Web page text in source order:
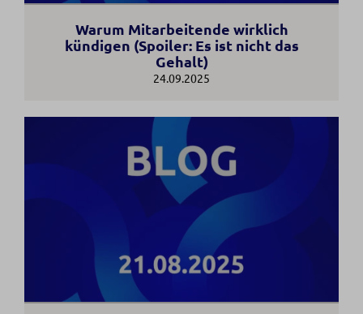
Warum Mitarbeitende wirklich
kündigen (Spoiler: Es ist nicht das
Gehalt)
24.09.2025